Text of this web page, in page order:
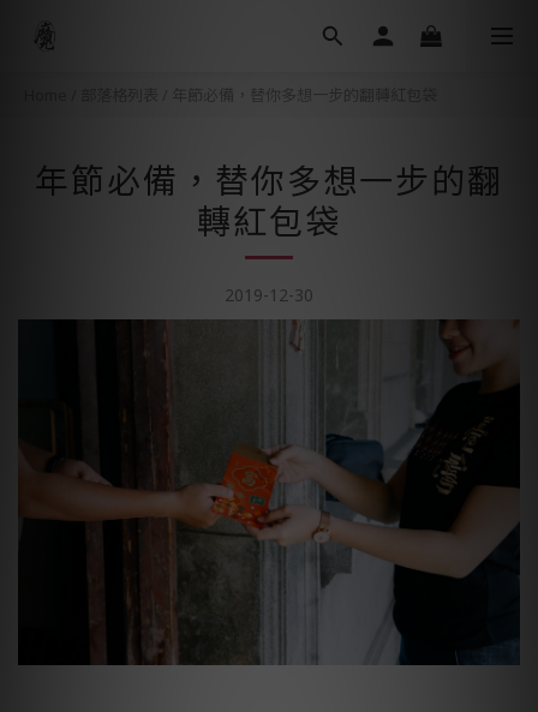
年節必備，替你多想一步的翻轉紅包袋
年節必備，替你多想一步的翻
轉紅包袋
2019-12-30